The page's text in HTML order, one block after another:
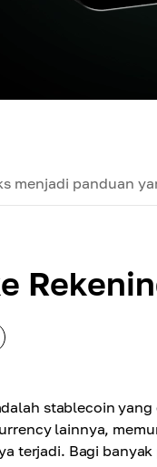
menjadi panduan
stablecoin
lainnya,
terjadi. Bagi